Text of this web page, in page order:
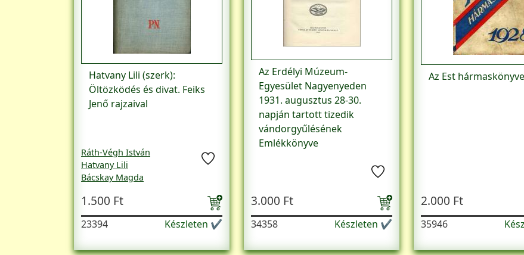
Hatvany Lili (szerk):
Öltözködés és divat. Feiks
Jenő rajzaival
Ráth-Végh István
Hatvany Lili
Bácskay Magda
1.500 Ft
23394 Készleten ✔
Az Erdélyi Múzeum-
Egyesület Nagyenyeden
1931. augusztus 28-30.
napján tartott tizedik
vándorgyűlésének
Emlékkönyve
3.000 Ft
34358 Készleten ✔
Az Est
2.000 Ft
35946